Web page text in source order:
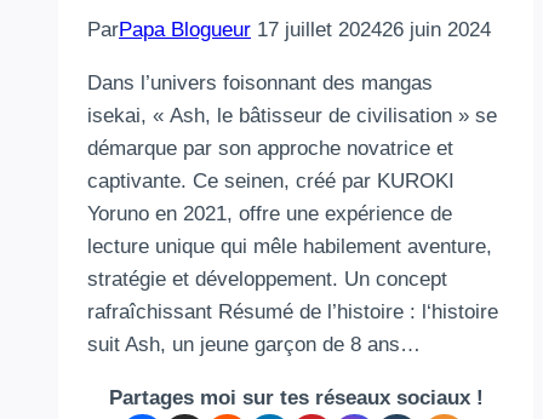
ParPapa Blogueur 17 juillet 202426 juin 2024
Dans l’univers foisonnant des mangas
isekai, « Ash, le bâtisseur de civilisation » se
démarque par son approche novatrice et
captivante. Ce seinen, créé par KUROKI
Yoruno en 2021, offre une expérience de
lecture unique qui mêle habilement aventure,
stratégie et développement. Un concept
rafraîchissant Résumé de l’histoire : l‘histoire
suit Ash, un jeune garçon de 8 ans…
Partages moi sur tes réseaux sociaux !